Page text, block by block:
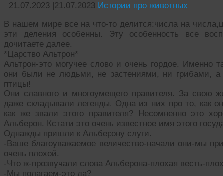
21.07.2023 |21.07.2023 Истории про животных
В нашем мире все на что-то делится:числа на
эти деления особенны. Эту особенность все
дочитаете далее.
*Царство Альтрон*
Альтрон-это могучее слово и очень гордое. Именно
они были не людьми, не растениями, ни грибами,
птицы!
Они славного и многоумещего правителя. За свою
даже складывали легенды. Одна из них про то, как
как же звали этого правителя? Несомненно это
Альберон. Кстати это очень известное имя этого
Однажды пришли к Альберону слуги.
-Ваше благоуважаемое величество-начали они-мы
очень плохой.
-Что ж-прозвучали слова Альберона-плохая весть-
-Мы полагаем-это да?